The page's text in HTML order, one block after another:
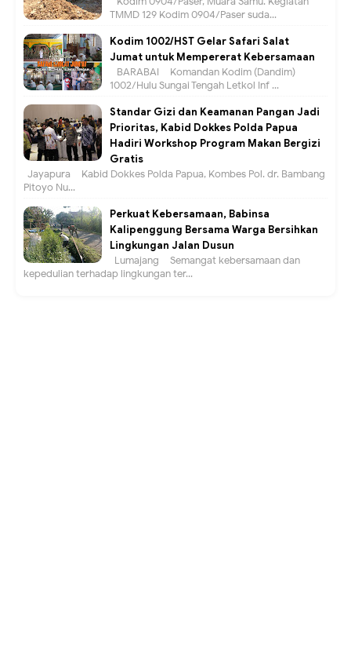
TMMD 129 Kodim 0904/Paser suda...
Kodim 1002/HST Gelar Safari Salat
Jumat untuk Mempererat Kebersamaan
BARABAI – Komandan Kodim (Dandim)
1002/Hulu Sungai Tengah Letkol Inf ...
Standar Gizi dan Keamanan Pangan Jadi
Prioritas, Kabid Dokkes Polda Papua
Hadiri Workshop Program Makan Bergizi
Gratis
Jayapura – Kabid Dokkes Polda Papua, Kombes Pol. dr. Bambang
Pitoyo Nu...
Perkuat Kebersamaan, Babinsa
Kalipenggung Bersama Warga Bersihkan
Lingkungan Jalan Dusun
Lumajang – Semangat kebersamaan dan
kepedulian terhadap lingkungan ter...